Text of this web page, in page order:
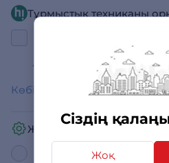
Сіздің
Жоқ
Тұрмыстық техниканы
(дайын орынға)
13 990 сом
Көбірек көрсету
Жедел Қызмет
Express-Сервис MDA на 2